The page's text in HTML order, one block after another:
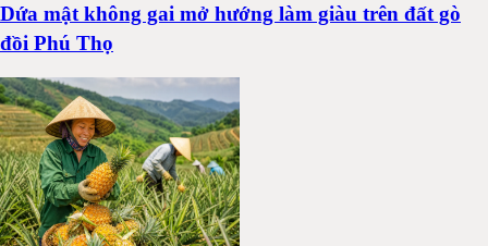
Dứa mật không gai mở hướng làm giàu trên đất gò
đồi Phú Thọ